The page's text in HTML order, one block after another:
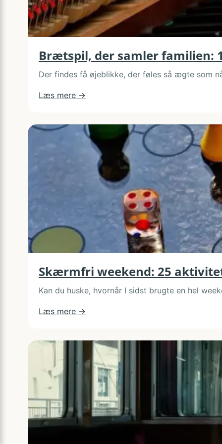
Brætspil, der samler familien:
Der findes få øjeblikke, der føles så ægte som
Læs mere →
samler
familien:
favoritter
Skærmfri weekend: 25
Kan du huske, hvornår I sidst brugte en hel
Læs mere →
25
aktiviteter,
faktisk
sjove